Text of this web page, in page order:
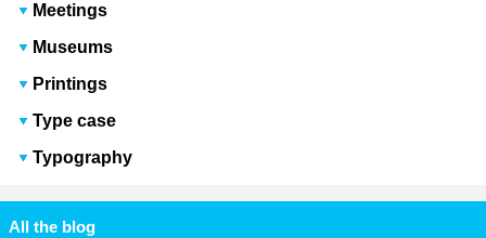
Meetings
Museums
Printings
Type case
Typography
All the blog